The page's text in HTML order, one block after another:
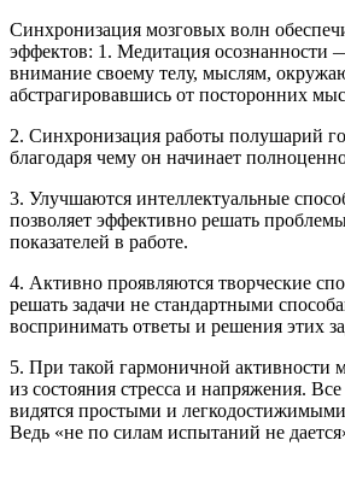
Синхронизация мозговых волн
эффектов: 1. Медитация осознанности
внимание своему телу, мыслям,
абстрагировавшись от посторонних
2. Синхронизация работы полушарий
благодаря чему он начинает
3. Улучшаются интеллектуальные
позволяет эффективно решать
показателей в работе.
4. Активно проявляются творческие
решать задачи не стандартными
воспринимать ответы и решения этих
5. При такой гармоничной активности
из состояния стресса и напряжения.
видятся простыми и
Ведь «не по силам испытаний не